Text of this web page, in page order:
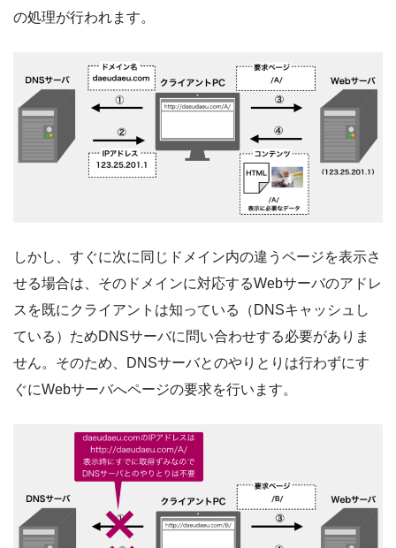
の処理が行われます。
しかし、すぐに次に同じドメイン内の違うページを表示さ
せる場合は、そのドメインに対応するWebサーバのアドレ
スを既にクライアントは知っている（DNSキャッシュし
ている）ためDNSサーバに問い合わせする必要がありま
せん。そのため、DNSサーバとのやりとりは行わずにす
ぐにWebサーバへページの要求を行います。